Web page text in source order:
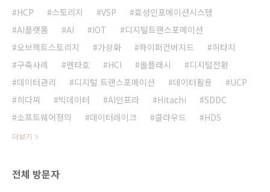
HCP 스토리지 VSP
효성인포메이션시스템
AI플랫폼
AI IOT
디지털트랜스포메이션
오브젝트스토리지
가상화 하이퍼컨버지드
히타치
구축사례
펜타호 HCI 올플래시
디지털전환
데이터관리
디지털 트랜스포메이션 데이터활용
UCP
히다찌
빅데이터 AI인프라 Hitachi
SDDC
소프트웨어정의
데이터레이크 클라우드 HDS
더보기
전체 방문자